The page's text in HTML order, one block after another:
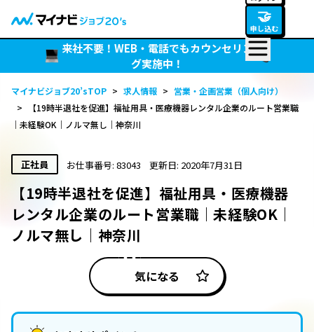
🤝
申し込む
来社不要！WEB・電話でもカウンセリン
グ実施中！
マイナビジョブ20’sTOP > 求人情報 > 営業・企画営業（個人向け）
>
【19時半退社を促進】福祉用具・医療機器レンタル企業のルート営業職
｜未経験OK｜ノルマ無し｜神奈川
正社員 お仕事番号: 83043 更新日: 2020年7月31日
【19時半退社を促進】福祉用具・医療機器
レンタル企業のルート営業職｜未経験OK｜
ノルマ無し｜神奈川
気になる